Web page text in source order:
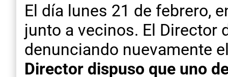
El día lunes 21 de febrero,
junto a vecinos. El Director
denunciando nuevamente
Director dispuso que uno